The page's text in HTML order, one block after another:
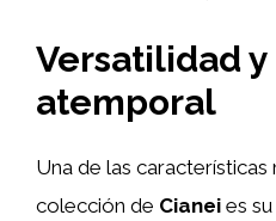
Versatilidad
atemporal
Una de las
colección de Cianei es